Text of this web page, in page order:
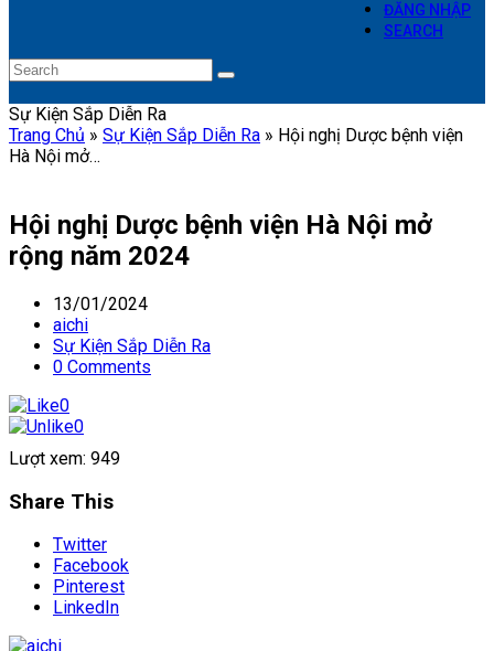
ĐĂNG NHẬP
SEARCH
Search
Submit
Sự Kiện Sắp Diễn Ra
Trang Chủ » Sự Kiện Sắp Diễn Ra » Hội nghị Dược bệnh viện
Hà Nội mở…
Hội nghị Dược bệnh viện Hà Nội mở
rộng năm 2024
13/01/2024
aichi
Sự Kiện Sắp Diễn Ra
0 Comments
0
0
Lượt xem: 949
Share This
Twitter
Facebook
Pinterest
LinkedIn